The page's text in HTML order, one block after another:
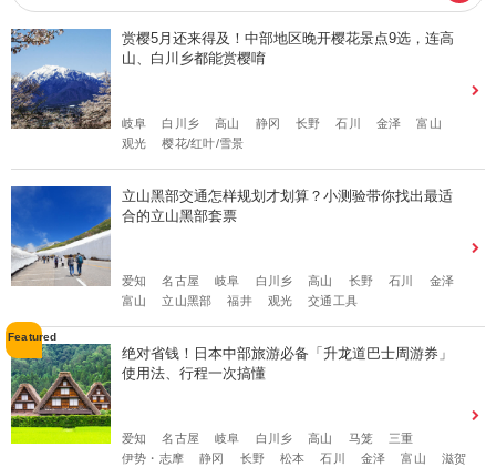
赏樱5月还来得及！中部地区晚开樱花景点9选，连高
山、白川乡都能赏樱唷
岐阜 白川乡 高山 静冈 长野 石川 金泽
富山
观光
樱花/红叶/雪景
立山黑部交通怎样规划才划算？小测验带你找出最适
合的立山黑部套票
爱知 名古屋 岐阜 白川乡 高山 长野 石川
金泽
富山
立山黑部 福井 观光 交通工具
绝对省钱！日本中部旅游必备「升龙道巴士周游券」
使用法、行程一次搞懂
爱知 名古屋 岐阜 白川乡 高山 马笼
三重
伊势・志摩
静冈 长野 松本 石川 金泽 富山
滋贺